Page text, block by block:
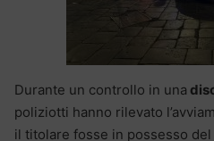
Durante un controllo in una
poliziotti hanno rilevato
il titolare fosse in possesso